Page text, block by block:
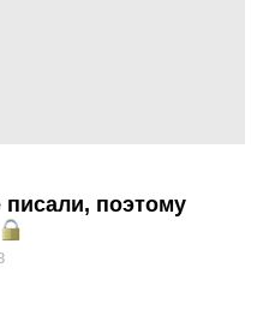
писали, поэтому